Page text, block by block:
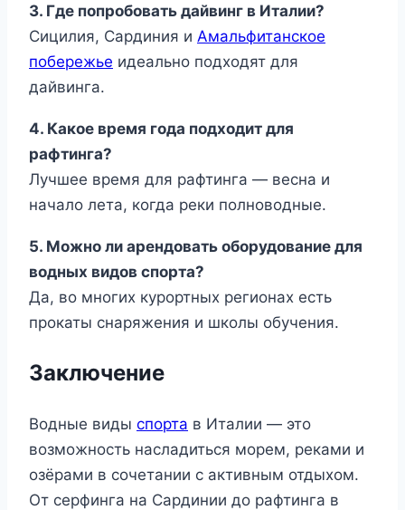
3. Где попробовать дайвинг в Италии?
Сицилия, Сардиния и Амальфитанское
побережье идеально подходят для
дайвинга.
4. Какое время года подходит для
рафтинга?
Лучшее время для рафтинга — весна и
начало лета, когда реки полноводные.
5. Можно ли арендовать оборудование для
водных видов спорта?
Да, во многих курортных регионах есть
прокаты снаряжения и школы обучения.
Заключение
Водные виды спорта в Италии — это
возможность насладиться морем, реками и
озёрами в сочетании с активным отдыхом.
От серфинга на Сардинии до рафтинга в